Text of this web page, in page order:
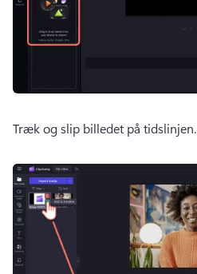
Træk og slip billedet på tidslinjen.